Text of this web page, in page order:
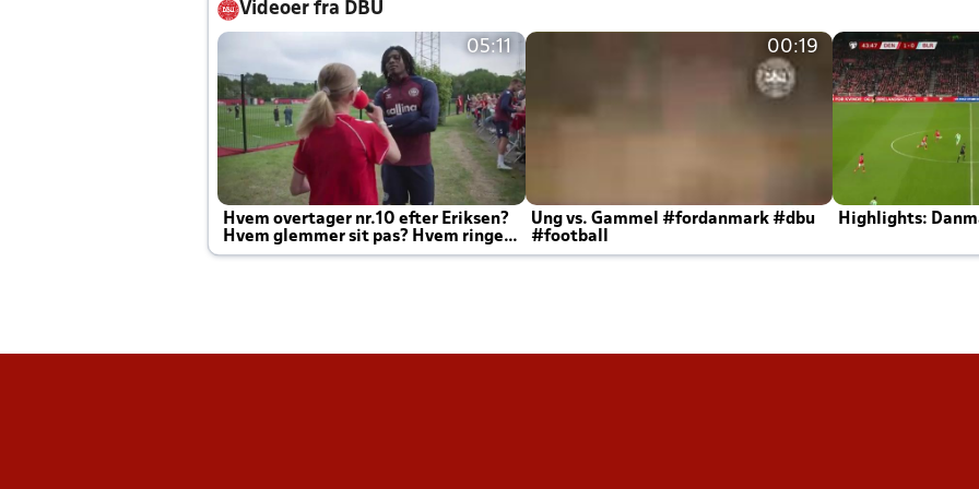
Videoer fra DBU
05:11
Hvem overtager nr.10 efter Eriksen?
Hvem glemmer sit pas? Hvem ringer
Joachim altid til efter kampe?
00:19
Ung vs. Gammel #fordanmark #dbu
#football
Highlights: